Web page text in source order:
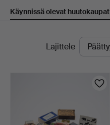
Käynnissä olevat huutokaupat
KäynnissäLajittele